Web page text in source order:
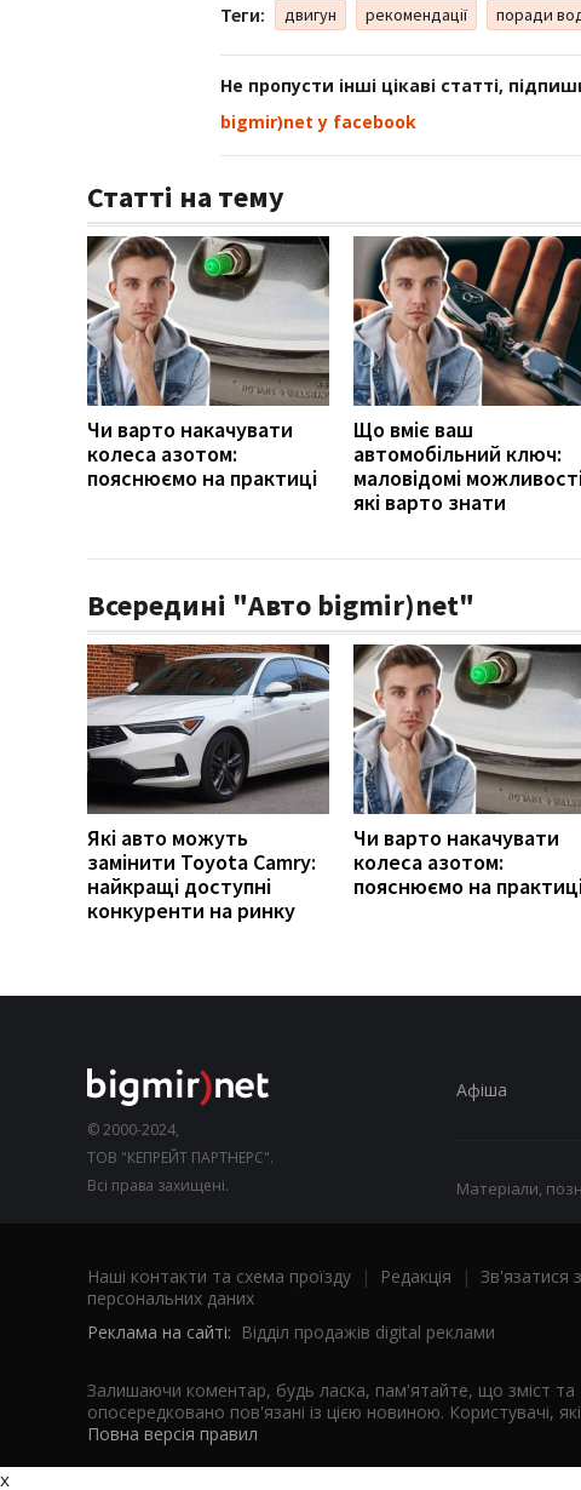
Теги: двигун рекомендації поради
Не пропусти інші цікаві статті,
bigmir)net у facebook
Статті на тему
Чи варто накачувати
колеса азотом:
пояснюємо на практиці
Що вміє ваш
автомобільний ключ:
маловідомі
які варто знати
Всередині "Авто bigmir)net"
Які авто можуть
замінити Toyota Camry:
найкращі доступні
конкуренти на ринку
Чи варто накачувати
колеса азотом:
пояснюємо на
© 2000-2024,
ТОВ "КЕПРЕЙТ ПАРТНЕРС".
Всі права захищені.
Афіша
Матеріали,
Наші контакти та схема проїзду | Редакція | Зв'язатися
персональних даних
Реклама на сайті: Відділ продажів digital реклами
Залишаючи коментар, будь ласка, пам'ятайте, що зміст
опосередковано пов'язані із цією новиною. Користувачі,
Повна версія правил
x